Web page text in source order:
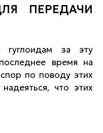
ПЕРЕДАЧИ
гуглоидам за эту
время на
по поводу этих
что этих